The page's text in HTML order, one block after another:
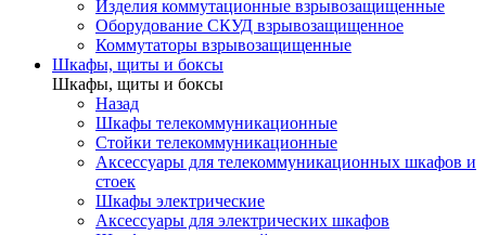
Изделия коммутационные взрывозащищенные
Оборудование СКУД взрывозащищенное
Коммутаторы взрывозащищенные
Шкафы, щиты и боксы
Шкафы, щиты и боксы
Назад
Шкафы телекоммуникационные
Стойки телекоммуникационные
Аксессуары для телекоммуникационных шкафов и
стоек
Шкафы электрические
Аксессуары для электрических шкафов